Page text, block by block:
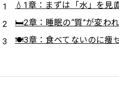
💧1章：まずは「水」を見
🛏️2章：睡眠の“質”が変わ
🍽️3章：食べてないのに痩
🏃‍♀️4章：筋トレは若返り
🧠5章：ネガティブ思考の